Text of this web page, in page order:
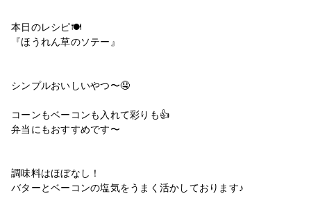
本日のレシピ🍽
『ほうれん草のソテー』
シンプルおいしいやつ〜🤤
コーンもベーコンも入れて彩りも👍
弁当にもおすすめです〜
調味料はほぼなし！
バターとベーコンの塩気をうまく活かしております♪